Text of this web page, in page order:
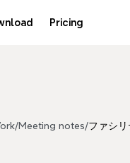
Pricing
/Meeting notes/ファシ